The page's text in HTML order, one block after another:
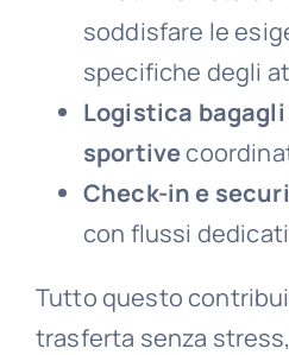
soddisfare le
specifiche degli
Logistica
sportive
Check-in e
con flussi
Tutto questo
trasferta senza